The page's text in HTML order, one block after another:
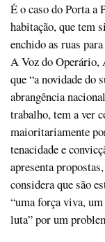
É o caso do Porta a
habitação, que tem
enchido as ruas
A Voz do Operário,
que “a novidade do
abrangência
trabalho, tem a ver
maioritariamente
tenacidade e
apresenta
considera que são
“uma força viva,
luta” por um